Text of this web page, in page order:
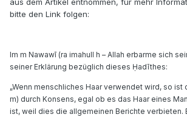
aus dem Artikel entnommen, für mehr
bitte den Link folgen:
Im m Nawawī (ra imahull h – Allah erbarme sich
seiner Erklärung bezüglich dieses Ḥadīthes:
„Wenn menschliches Haar verwendet wird, so ist
m) durch Konsens, egal ob es das Haar eines
ist, weil dies die allgemeinen Berichte verbieten.